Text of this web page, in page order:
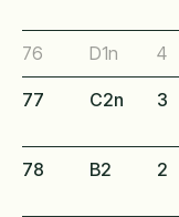
76 D1n 4
77 C2n 3
78 B2 2